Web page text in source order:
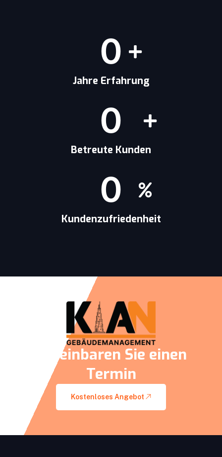
Jahre Erfahrung
0
Betreute Kunden
0
Kundenzufriedenheit
0
Vereinbaren Sie einen
Termin
Kostenloses Angebot